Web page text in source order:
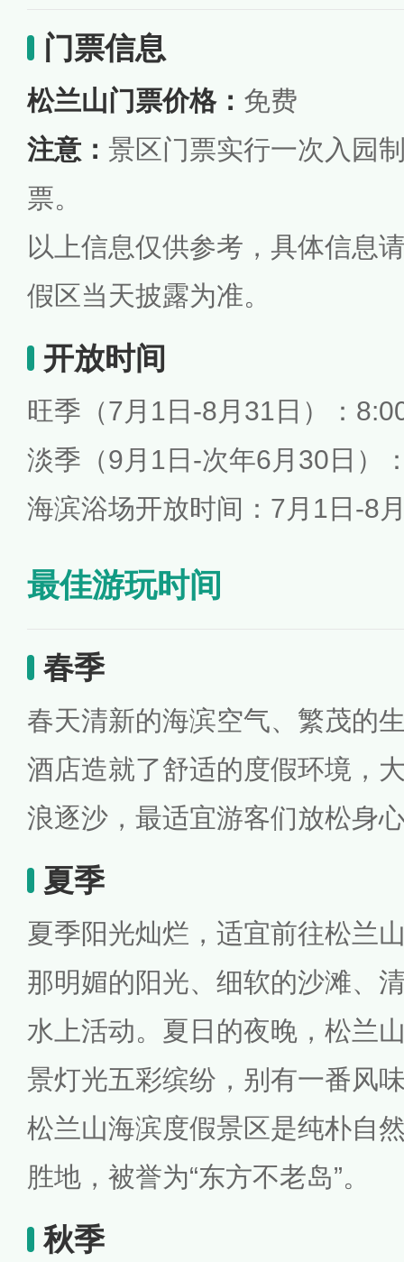
门票信息
松兰山门票价格： 免费
注意： 景区门票实行一次入园
票。
以上信息仅供参考，具体信息
假区当天披露为准。
开放时间
旺季（7月1日-8月31日）：
淡季（9月1日-次年6月30日）
海滨浴场开放时间：7月1日-8
最佳游玩时间
春季
春天清新的海滨空气、繁茂的
酒店造就了舒适的度假环境，
浪逐沙，最适宜游客们放松身
夏季
夏季阳光灿烂，适宜前往松兰
那明媚的阳光、细软的沙滩、
水上活动。夏日的夜晚，松兰
景灯光五彩缤纷，别有一番风
松兰山海滨度假景区是纯朴自
胜地，被誉为“东方不老岛”。
秋季